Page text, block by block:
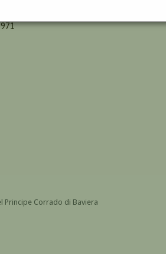
Principe Corrado di Baviera